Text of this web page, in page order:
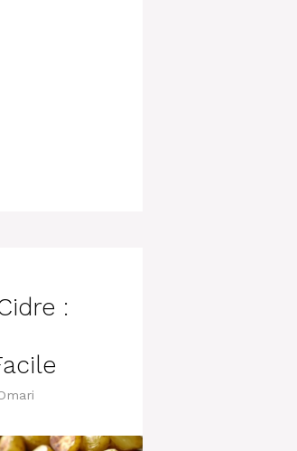
: